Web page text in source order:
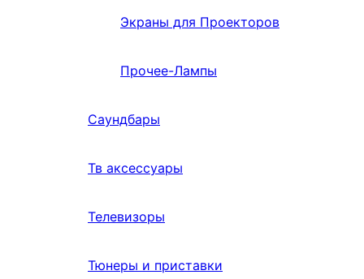
Экраны для Проекторов
Прочее-Лампы
Саундбары
Тв аксессуары
Телевизоры
Тюнеры и приставки